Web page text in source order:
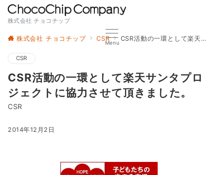
株式会社 チョコチップ
Menu
株式会社 チョコチップ CSR CSR活動の一環として楽天サンタプロジェクトに協力させて頂きました。
CSR
CSR活動の一環として楽天サンタプロ
ジェクトに協力させて頂きました。
CSR
2014年12月2日